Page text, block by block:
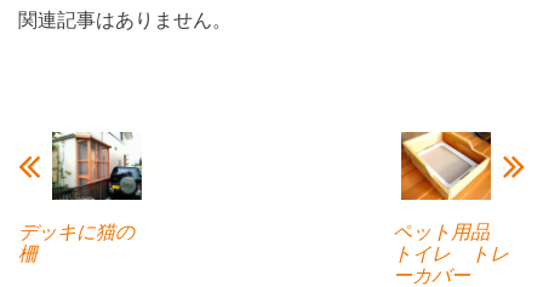
関連記事はありません。
デッキに猫の
柵
ペット用品
トイレ トレ
ーカバー